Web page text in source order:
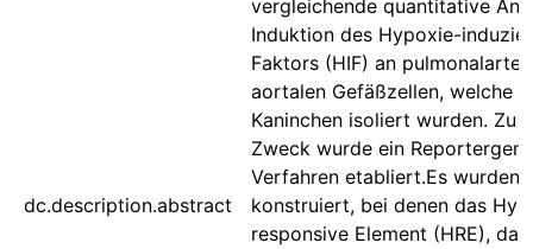
dc.description.abstract
vergleichende quantitative
Induktion des Hypoxie-
Faktors (HIF) an
aortalen Gefäßzellen, welche
Kaninchen isoliert wurden. Zu
Zweck wurde ein
Verfahren etabliert.Es wurden
konstruiert, bei denen das
responsive Element (HRE),